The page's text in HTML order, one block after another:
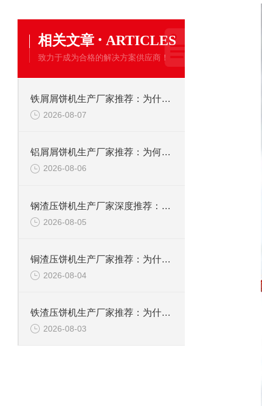
相关文章 · ARTICLES
致力于成为合格的解决方案供应商！
铁屑屑饼机生产厂家推荐：为什么恩派特是您的优选伙伴
2026-08-07
铝屑屑饼机生产厂家推荐：为何恩派特成为金属回收行业的“隐形优选”？
2026-08-06
钢渣压饼机生产厂家深度推荐：为何恩派特成为高净值产线的优选
2026-08-05
铜渣压饼机生产厂家推荐：为什么恩派特成为众多企业的信赖？
2026-08-04
铁渣压饼机生产厂家推荐：为什么恩派特成为众多企业的优选？
2026-08-03